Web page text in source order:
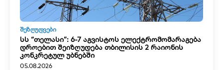
ᲨᲔᲖᲦᲣᲓᲕᲔᲑᲘ
სს “თელასი”: 6-7 აგვისტოს ელექტრომომარაგება
დროებით შეიზღუდება თბილისის 2 რაიონის
კონკრეტულ უბნებში
05.08.2026